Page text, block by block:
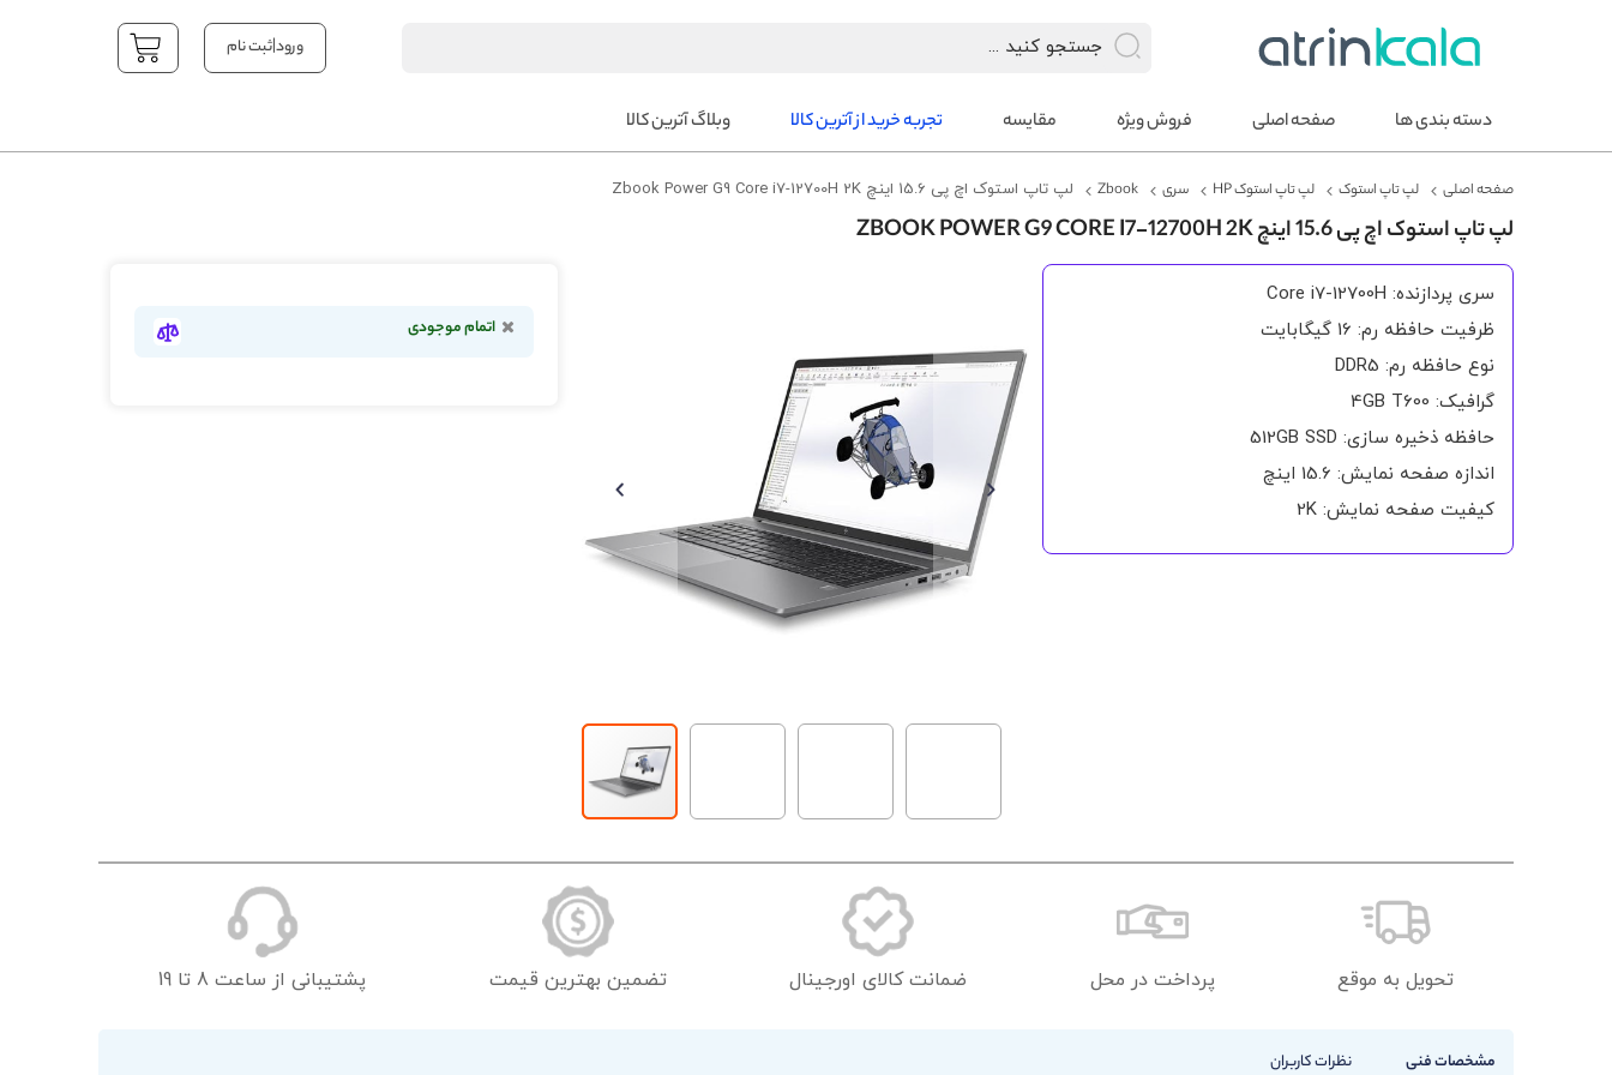
ورود|ثبت نام
YOUR CART
دسته بندی ها
صفحه اصلی فروش ویژه مقایسه تجربه خرید از آترین کالا وبلاگ آترین کالا
صفحه اصلی لپ تاپ استوک لپ تاپ استوک HP سری Zbook لپ تاپ استوک اچ پی 15.6 اینچ Zbook Power G9 Core i7-12700H 2K
لپ تاپ استوک اچ پی 15.6 اینچ ZBOOK POWER G9 CORE I7-12700H 2K
سری پردازنده: Core i7-12700H
ظرفیت حافظه رم: 16 گیگابایت
نوع حافظه رم: DDR5
گرافیک: 4GB T600
حافظه ذخیره سازی: 512GB SSD
اندازه صفحه نمایش: 15.6 اینچ
کیفیت صفحه نمایش: 2K
گالری
تصاویر
به
اتمام موجودی
تحویل به موقع پرداخت در محل ضمانت کالای اورجینال تضمین بهترین قیمت پشتیبانی از ساعت 8 تا 19
مشخصات فنی نظرات کاربران